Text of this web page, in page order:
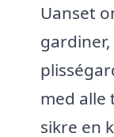
Uanset
med
sikre en